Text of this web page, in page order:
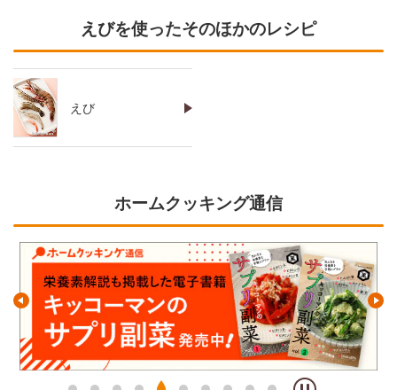
えびを使ったそのほかのレシピ
えび
ホームクッキング通信